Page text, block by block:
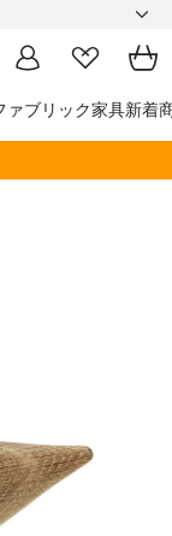
ァブリック家具新着